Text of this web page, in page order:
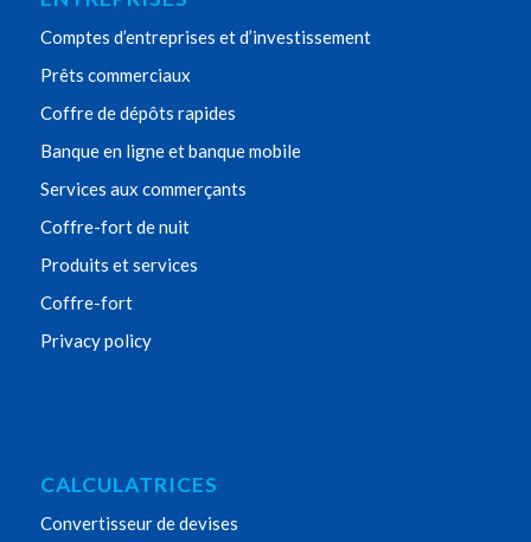
Comptes d’entreprises et d’investissement
Prêts commerciaux
Coffre de dépôts rapides
Banque en ligne et banque mobile
Services aux commerçants
Coffre-fort de nuit
Produits et services
Coffre-fort
Privacy policy
CALCULATRICES
Convertisseur de devises